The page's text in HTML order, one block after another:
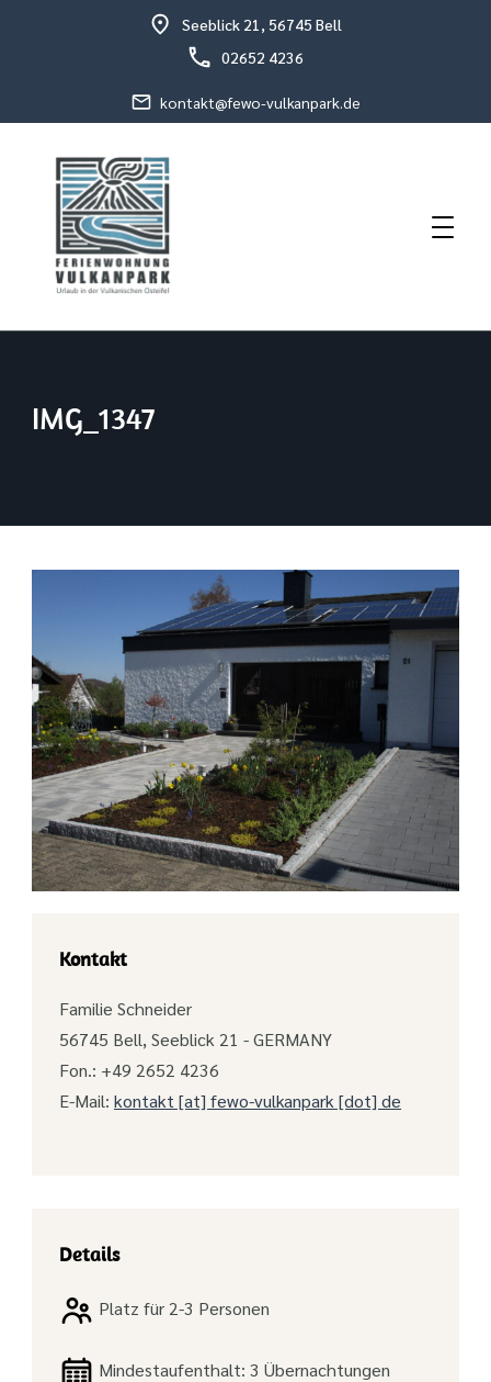
Seeblick 21, 56745 Bell
02652 4236
kontakt@fewo-vulkanpark.de
Fewo Vulkanpark
IMG_1347
Kontakt
Familie Schneider
56745 Bell, Seeblick 21 - GERMANY
Fon.: +49 2652 4236
E-Mail: kontakt [at] fewo-vulkanpark [dot] de
Details
Platz für 2-3 Personen
Mindestaufenthalt: 3 Übernachtungen